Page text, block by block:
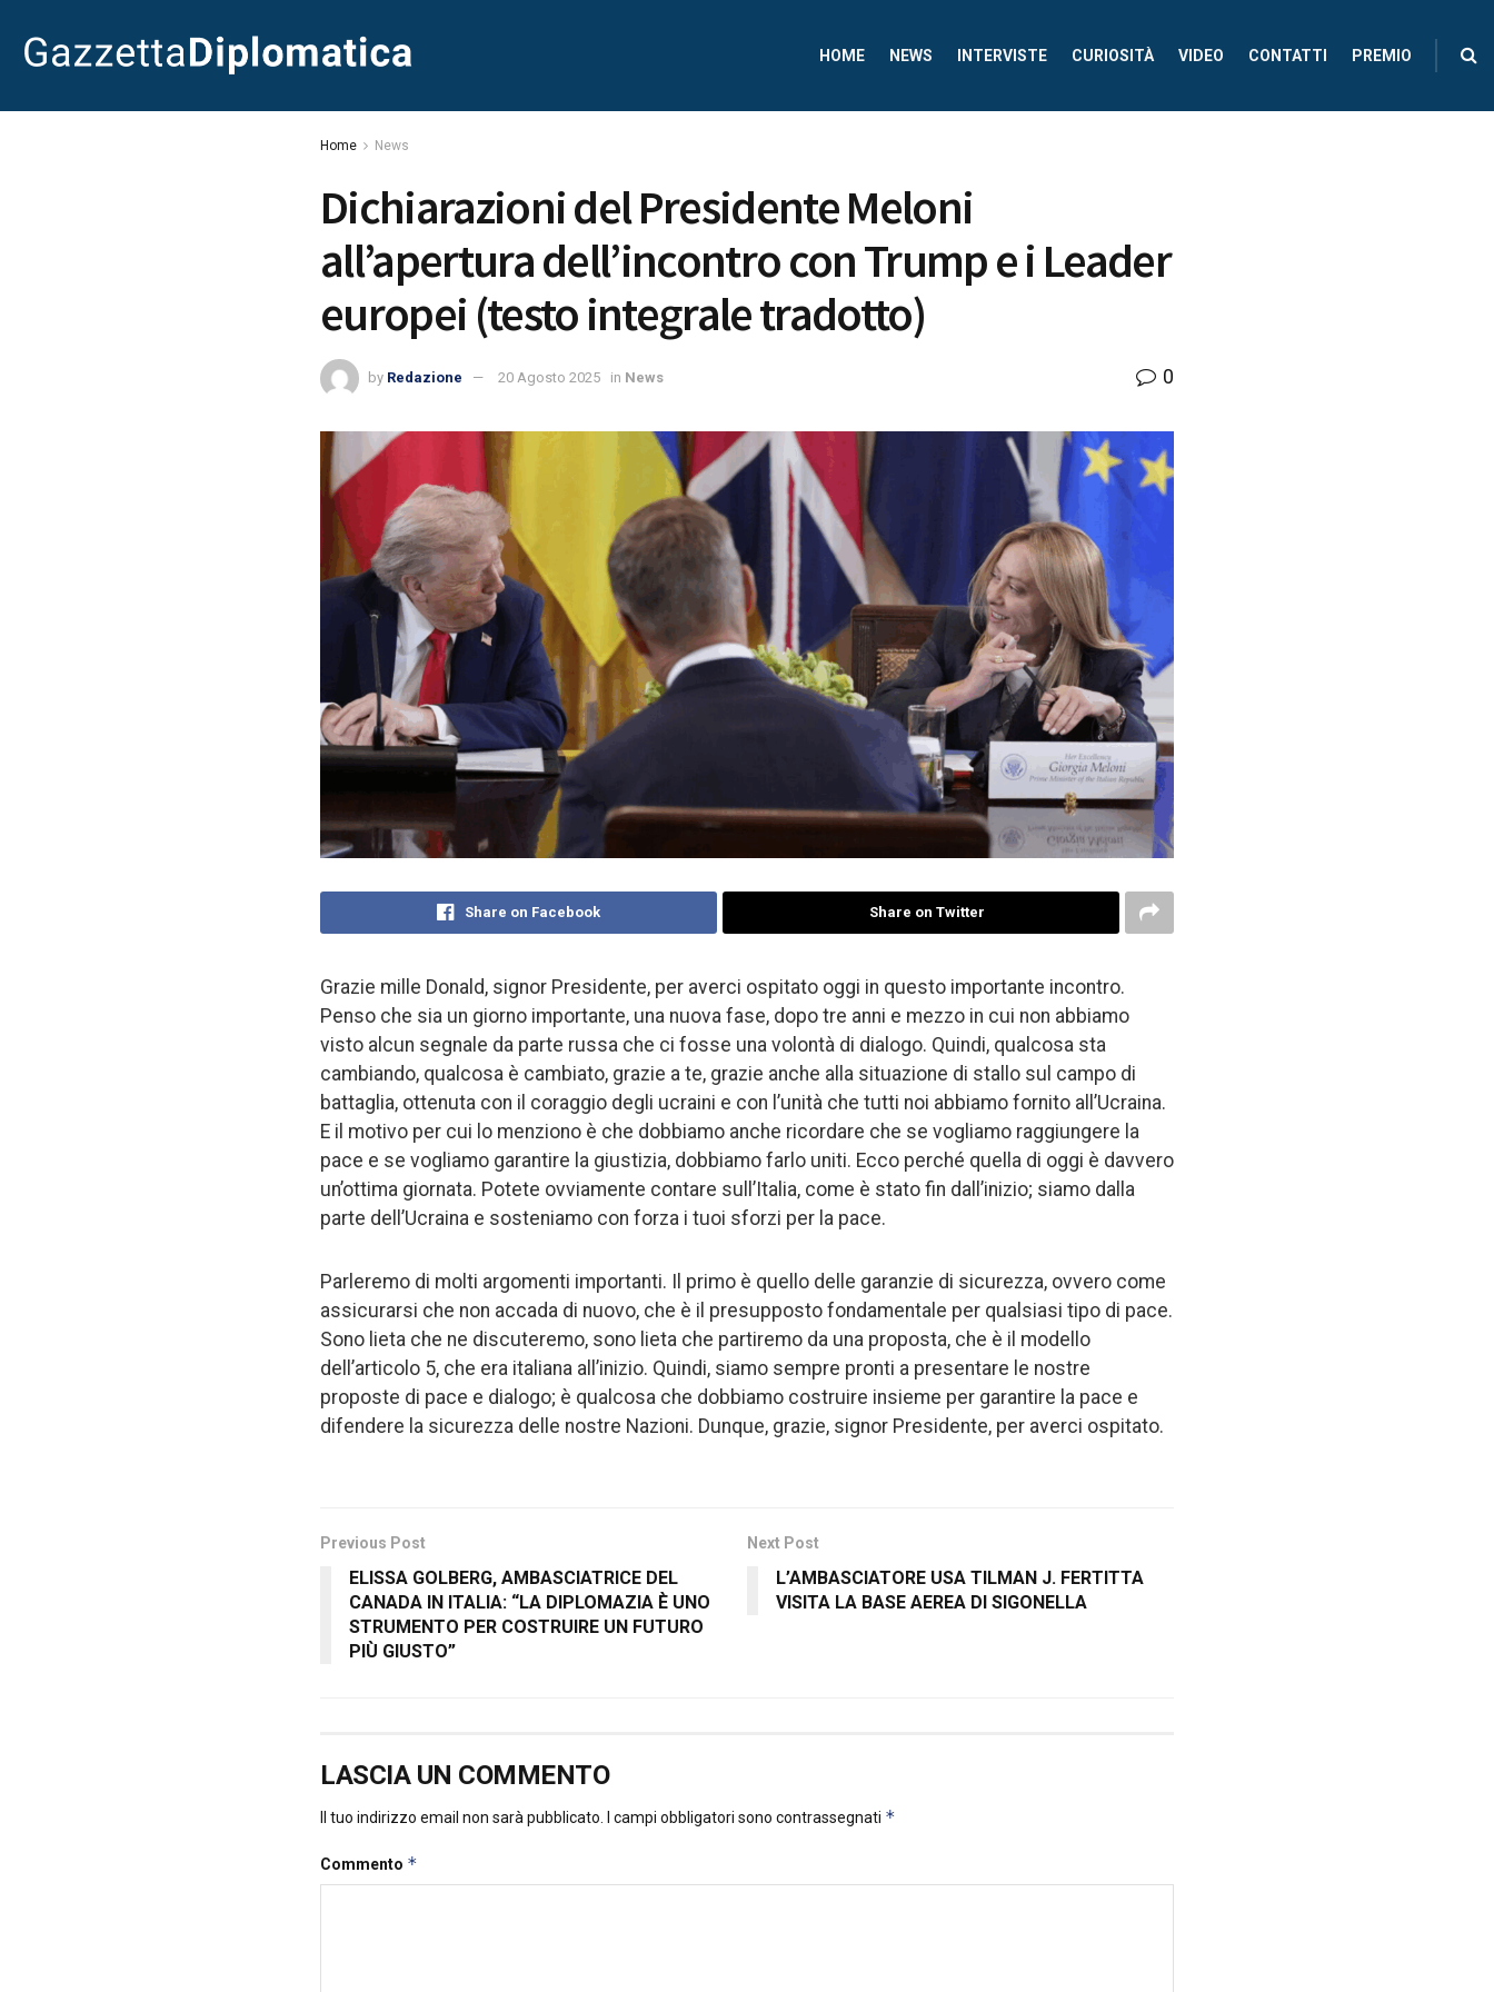
HOME NEWS INTERVISTE CURIOSITÀ VIDEO CONTATTI PREMIO
Home News
Dichiarazioni del Presidente Meloni
all’apertura dell’incontro con Trump e i Leader
europei (testo integrale tradotto)
by Redazione 20 Agosto 2025 in News 0
Share on Facebook Share on Twitter
Grazie mille Donald, signor Presidente, per averci ospitato oggi in questo importante incontro.
Penso che sia un giorno importante, una nuova fase, dopo tre anni e mezzo in cui non abbiamo
visto alcun segnale da parte russa che ci fosse una volontà di dialogo. Quindi, qualcosa sta
cambiando, qualcosa è cambiato, grazie a te, grazie anche alla situazione di stallo sul campo di
battaglia, ottenuta con il coraggio degli ucraini e con l’unità che tutti noi abbiamo fornito all’Ucraina.
E il motivo per cui lo menziono è che dobbiamo anche ricordare che se vogliamo raggiungere la
pace e se vogliamo garantire la giustizia, dobbiamo farlo uniti. Ecco perché quella di oggi è davvero
un’ottima giornata. Potete ovviamente contare sull’Italia, come è stato fin dall’inizio; siamo dalla
parte dell’Ucraina e sosteniamo con forza i tuoi sforzi per la pace.
Parleremo di molti argomenti importanti. Il primo è quello delle garanzie di sicurezza, ovvero come
assicurarsi che non accada di nuovo, che è il presupposto fondamentale per qualsiasi tipo di pace.
Sono lieta che ne discuteremo, sono lieta che partiremo da una proposta, che è il modello
dell’articolo 5, che era italiana all’inizio. Quindi, siamo sempre pronti a presentare le nostre
proposte di pace e dialogo; è qualcosa che dobbiamo costruire insieme per garantire la pace e
difendere la sicurezza delle nostre Nazioni. Dunque, grazie, signor Presidente, per averci ospitato.
Previous Post
ELISSA GOLBERG, AMBASCIATRICE DEL
CANADA IN ITALIA: “LA DIPLOMAZIA È UNO
STRUMENTO PER COSTRUIRE UN FUTURO
PIÙ GIUSTO”
Next Post
L’AMBASCIATORE USA TILMAN J. FERTITTA
VISITA LA BASE AEREA DI SIGONELLA
LASCIA UN COMMENTO
Il tuo indirizzo email non sarà pubblicato. I campi obbligatori sono contrassegnati *
Commento *